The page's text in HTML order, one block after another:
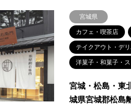
宮城県
カフェ・喫茶店
テイクアウト・デ
洋菓子・和菓子・
宮城・松島・東
城県宮城郡松島